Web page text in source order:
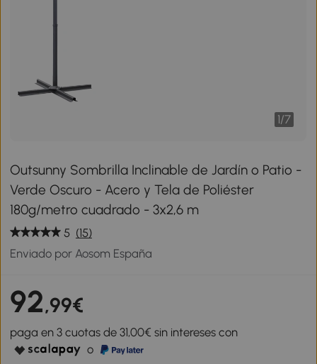
1/7
Outsunny Sombrilla Inclinable de Jardín o Patio -
Verde Oscuro - Acero y Tela de Poliéster
180g/metro cuadrado - 3x2,6 m
5 (15)
Enviado por Aosom España
92,99€
paga en 3 cuotas de 31,00€ sin intereses con
o